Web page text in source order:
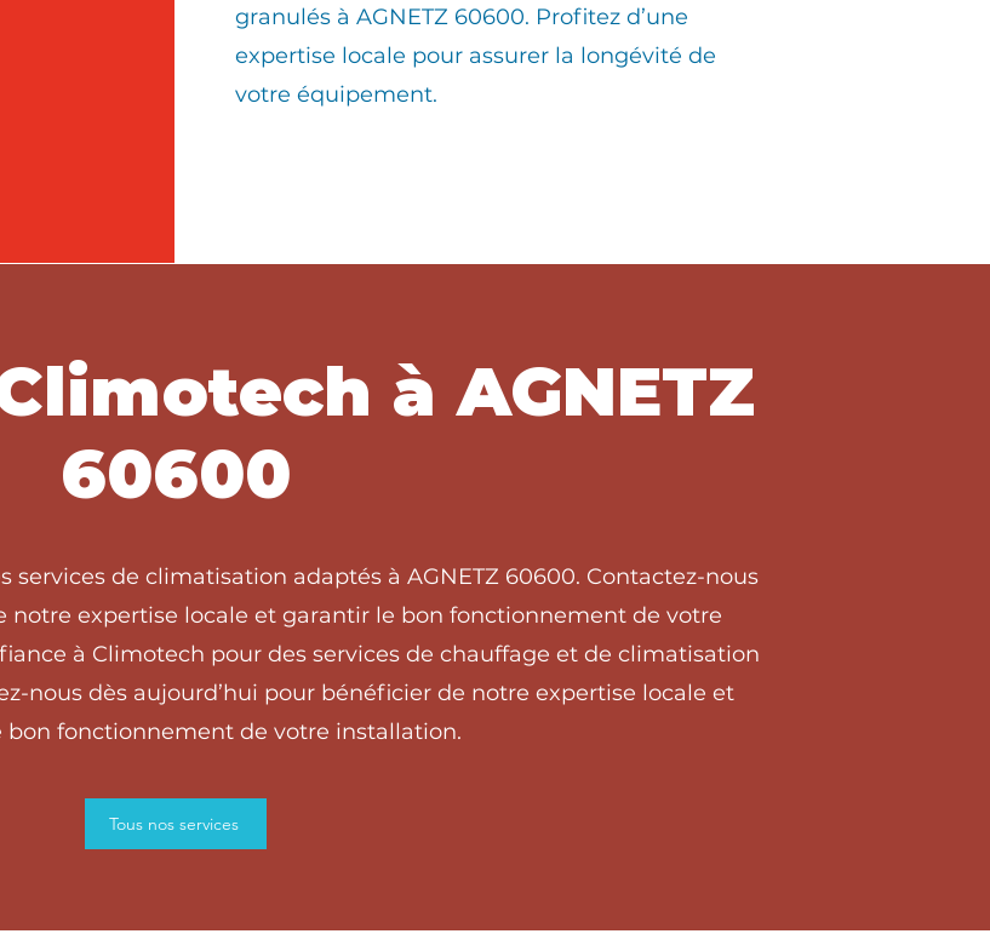
granulés à AGNETZ 60600. Profitez d’une
expertise locale pour assurer la longévité de
votre équipement.
à AGNETZ
60600
services de climatisation adaptés à AGNETZ 60600. Contactez-nous
notre expertise locale et garantir le bon fonctionnement de votre
à Climotech pour des services de chauffage et de climatisation
nous dès aujourd’hui pour bénéficier de notre expertise locale et
bon fonctionnement de votre installation.
Tous nos services